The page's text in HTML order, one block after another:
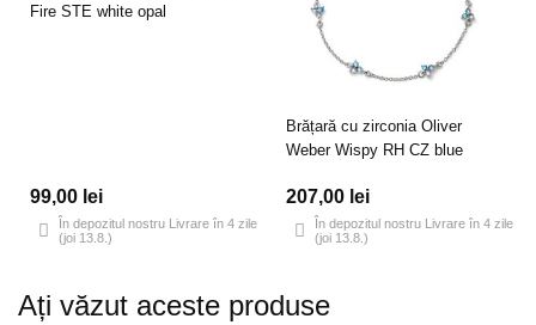
Fire STE white opal
99,00 lei
În depozitul nostru Livrare în 4 zile
(joi 13.8.)
Brățară cu zirconia Oliver
Weber Wispy RH CZ blue
207,00 lei
În depozitul nostru Livrare în 4 zile
(joi 13.8.)
Ați văzut aceste produse